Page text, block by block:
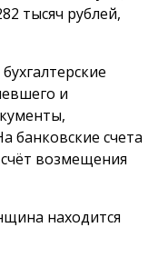
тысяч рублей,
и
банковские счета
возмещения
находится